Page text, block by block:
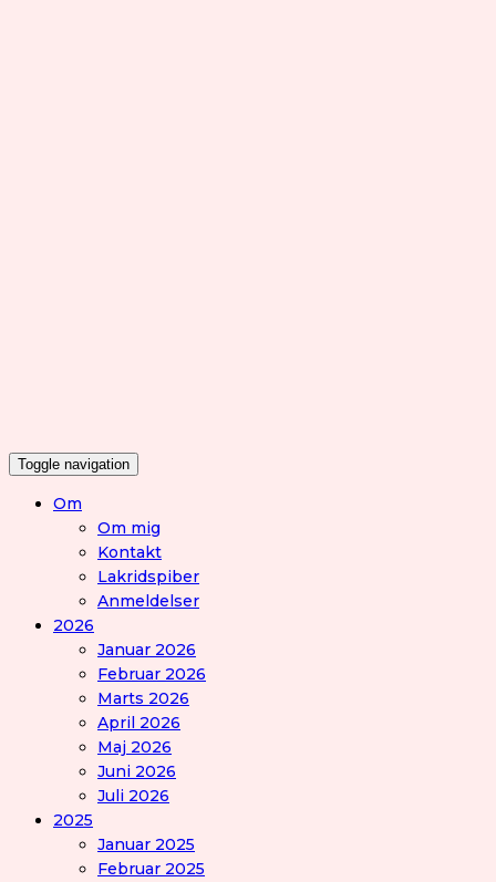
Toggle navigation
Om
Om mig
Kontakt
Lakridspiber
Anmeldelser
2026
Januar 2026
Februar 2026
Marts 2026
April 2026
Maj 2026
Juni 2026
Juli 2026
2025
Januar 2025
Februar 2025